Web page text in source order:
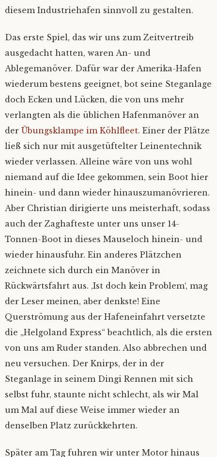
Fair winds
‚Kein Wind von vorn’
Unsichtig
Nicht Sand in den Schuhn, nur Schlick an
Einhand Ü-70
Hamburg in Glückstadt
Die schönste von allen…
Hab‘ ich‘s nicht gesagt?
Sahne-Gate
Verschlüsselung
diesem Industriehafen sinnvoll zu gestalten.
Das erste Spiel, das wir uns zum Zeitvertreib
ausgedacht hatten, waren An- und
Ablegemanöver. Dafür war der Amerika-Hafen
wiederum bestens geeignet, bot seine Steganlage
doch Ecken und Lücken, die von uns mehr
verlangten als die üblichen Hafenmanöver an
der Übungsklampe im Köhlfleet. Einer der Plätze
ließ sich nur mit ausgetüftelter Leinentechnik
wieder verlassen. Alleine wäre von uns wohl
niemand auf die Idee gekommen, sein Boot hier
hinein- und dann wieder hinauszumanövrieren.
Aber Christian dirigierte uns meisterhaft, sodass
auch der Zaghafteste unter uns unser 14-
Tonnen-Boot in dieses Mauseloch hinein- und
wieder hinausfuhr. Ein anderes Plätzchen
zeichnete sich durch ein Manöver in
Rückwärtsfahrt aus. ‚Ist doch kein Problem‘, mag
der Leser meinen, aber denkste! Eine
Querströmung aus der Hafeneinfahrt versetzte
die „Helgoland Express“ beachtlich, als die ersten
von uns am Ruder standen. Also abbrechen und
neu versuchen. Der Knirps, der in der
Steganlage in seinem Dingi Rennen mit sich
selbst fuhr, staunte nicht schlecht, als wir Mal
um Mal auf diese Weise immer wieder an
denselben Platz zurückkehrten.
Später am Tag fuhren wir unter Motor hinaus